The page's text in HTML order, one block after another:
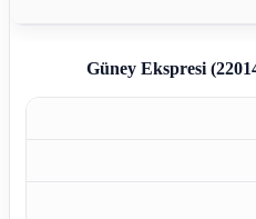
Güney Ekspresi